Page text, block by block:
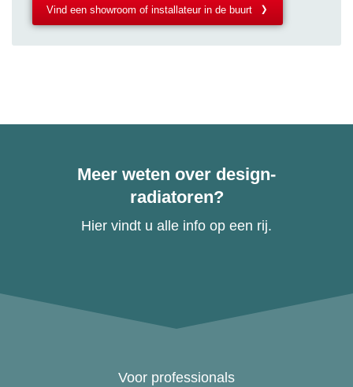
Vind een showroom of installateur in de buurt
Meer weten over design-
radiatoren?
Hier vindt u alle info op een rij.
Voor professionals